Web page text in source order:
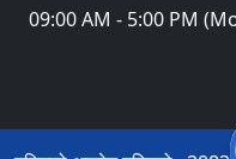
09:00 AM - 5:00 PM